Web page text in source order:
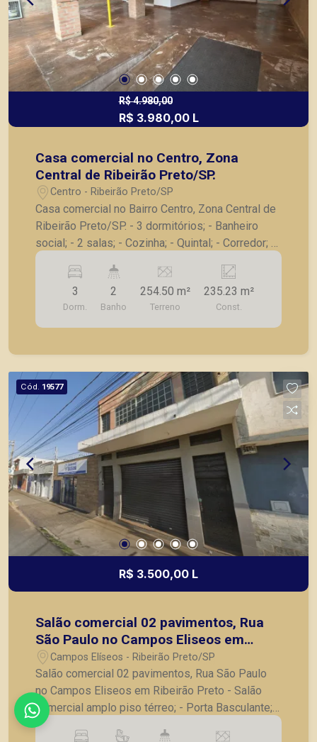
R$ 4.980,00
R$ 3.980,00 L
Casa comercial no Centro, Zona
Central de Ribeirão Preto/SP.
Centro - Ribeirão Preto/SP
Casa comercial no Bairro Centro, Zona Central de
Ribeirão Preto/SP. - 3 dormitórios; - Banheiro
social; - 2 salas; - Cozinha; - Quintal; - Corredor; -
Dependência de serviço; - Área de serviço; - Sem
garagem. A Piramid tem como objetivo atender
seus clientes com agilidade e segurança, em
locação, vendas de imóveis prontos, usados ou
mesmo nos principais lançamentos da cidade de
3
Dorm.
2
Banho
254.50 m²
Terreno
235.23 m²
Const.
Cód. 19577
R$ 3.500,00 L
Salão comercial 02 pavimentos, Rua
São Paulo no Campos Eliseos em
Ribeirão Preto
Campos Elíseos - Ribeirão Preto/SP
Salão comercial 02 pavimentos, Rua São Paulo
no Campos Eliseos em Ribeirão Preto - Salão
comercial amplo piso térreo; - Porta Basculante; -
Iluminação; - Copa - Banheiro - Mezanino; Piso